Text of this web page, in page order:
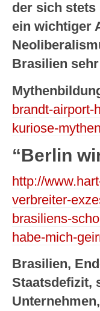
der sich stets
ein wichtiger
Brasilien
brandt-
kuriose-
“Berlin
http://
verbreiter-
brasiliens-
habe-mich-
Brasilien,
Staatsdefizit,